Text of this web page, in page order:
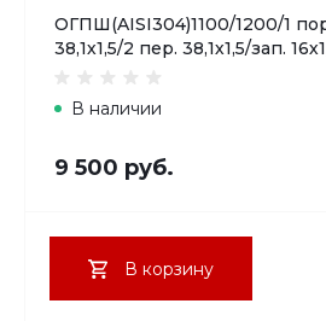
ОГПШ(AISI304)1100/1200/1
38,1х1,5/2 пер. 38,1х1,5/зап.
В наличии
9 500 руб.
В корзину